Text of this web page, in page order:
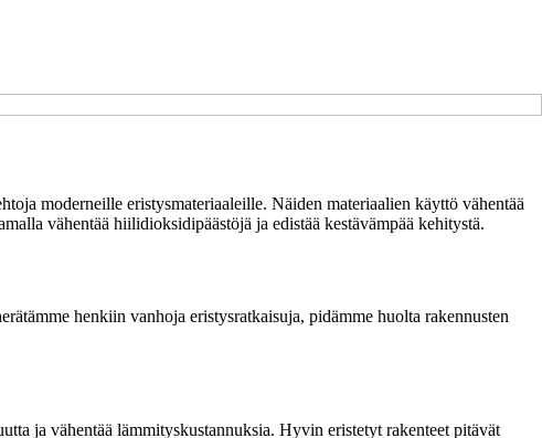
moderneille eristysmateriaaleille. Näiden materiaalien käyttö vähentää
vähentää hiilidioksidipäästöjä ja edistää kestävämpää kehitystä.
henkiin vanhoja eristysratkaisuja, pidämme huolta rakennusten
ja vähentää lämmityskustannuksia. Hyvin eristetyt rakenteet pitävät